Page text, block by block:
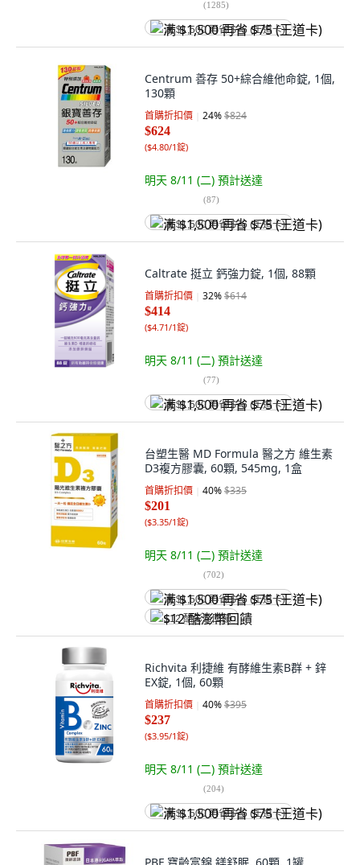
(1285)
满 $1,500 再省 $75 (王道卡)
Centrum 善存 50+綜合維他命錠, 1個,
130顆
首購折扣價 24%$824
$624
($4.80/1錠)
明天 8/11 (二) 預計送達
(87)
满 $1,500 再省 $75 (王道卡)
Caltrate 挺立 鈣強力錠, 1個, 88顆
首購折扣價 32%$614
$414
($4.71/1錠)
明天 8/11 (二) 預計送達
(77)
满 $1,500 再省 $75 (王道卡)
台塑生醫 MD Formula 醫之方 維生素
D3複方膠囊, 60顆, 545mg, 1盒
首購折扣價 40%$335
$201
($3.35/1錠)
明天 8/11 (二) 預計送達
(702)
满 $1,500 再省 $75 (王道卡)
$12 酷澎幣回饋
Richvita 利捷維 有酵維生素B群 + 鋅
EX錠, 1個, 60顆
首購折扣價 40%$395
$237
($3.95/1錠)
明天 8/11 (二) 預計送達
(204)
满 $1,500 再省 $75 (王道卡)